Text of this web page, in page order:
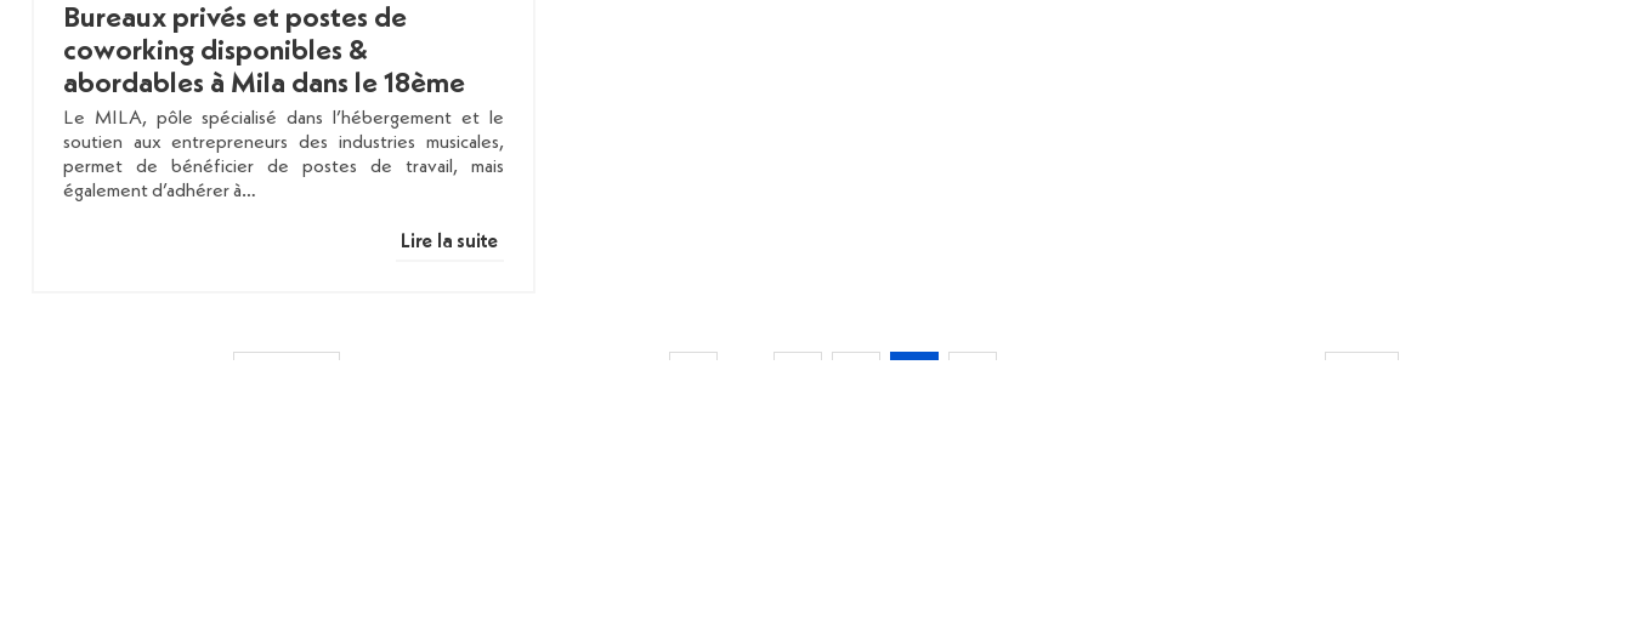
Bureaux privés et postes de
coworking disponibles &
abordables à Mila dans le 18ème
Le MILA, pôle spécialisé dans l’hébergement et le
soutien aux entrepreneurs des industries musicales,
permet de bénéficier de postes de travail, mais
également d’adhérer à…
Lire la suite